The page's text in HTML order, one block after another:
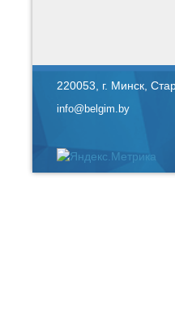
220053, г. Минск,
info@belgim.by